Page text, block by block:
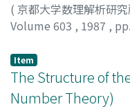
( 京都大学数理解析研
Volume 603 , 1987 ,
Item
The Structure of
Number Theory)